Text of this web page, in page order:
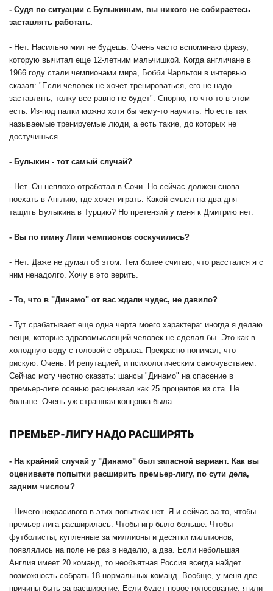
- Судя по ситуации с Булыкиным, вы никого не собираетесь
заставлять работать.
- Нет. Насильно мил не будешь. Очень часто вспоминаю фразу,
которую вычитал еще 12-летним мальчишкой. Когда англичане в
1966 году стали чемпионами мира, Бобби Чарльтон в интервью
сказал: "Если человек не хочет тренироваться, его не надо
заставлять, толку все равно не будет". Спорно, но что-то в этом
есть. Из-под палки можно хотя бы чему-то научить. Но есть так
называемые тренируемые люди, а есть такие, до которых не
достучишься.
- Булыкин - тот самый случай?
- Нет. Он неплохо отработал в Сочи. Но сейчас должен снова
поехать в Англию, где хочет играть. Какой смысл на два дня
тащить Булыкина в Турцию? Но претензий у меня к Дмитрию нет.
- Вы по гимну Лиги чемпионов соскучились?
- Нет. Даже не думал об этом. Тем более считаю, что расстался я с
ним ненадолго. Хочу в это верить.
- То, что в "Динамо" от вас ждали чудес, не давило?
- Тут срабатывает еще одна черта моего характера: иногда я делаю
вещи, которые здравомыслящий человек не сделал бы. Это как в
холодную воду с головой с обрыва. Прекрасно понимал, что
рискую. Очень. И репутацией, и психологическим самочувствием.
Сейчас могу честно сказать: шансы "Динамо" на спасение в
премьер-лиге осенью расценивал как 25 процентов из ста. Не
больше. Очень уж страшная концовка была.
ПРЕМЬЕР-ЛИГУ НАДО РАСШИРЯТЬ
- На крайний случай у "Динамо" был запасной вариант. Как вы
оцениваете попытки расширить премьер-лигу, по сути дела,
задним числом?
- Ничего некрасивого в этих попытках нет. Я и сейчас за то, чтобы
премьер-лига расширилась. Чтобы игр было больше. Чтобы
футболисты, купленные за миллионы и десятки миллионов,
появлялись на поле не раз в неделю, а два. Если небольшая
Англия имеет 20 команд, то необъятная Россия всегда найдет
возможность собрать 18 нормальных команд. Вообще, у меня две
причины быть за расширение. Если будет новое голосование, я или